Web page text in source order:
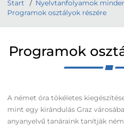
Start
Nyelvtanfolyamok
Programok osztályok részére
Programok
A német óra tökéletes
mint egy kirándulás Graz
anyanyelvű tanáraink tanítják